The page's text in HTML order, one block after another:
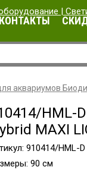
КОНТАКТЫ
аквариумов
HML-
MAXI
910414/HML-D
90 см